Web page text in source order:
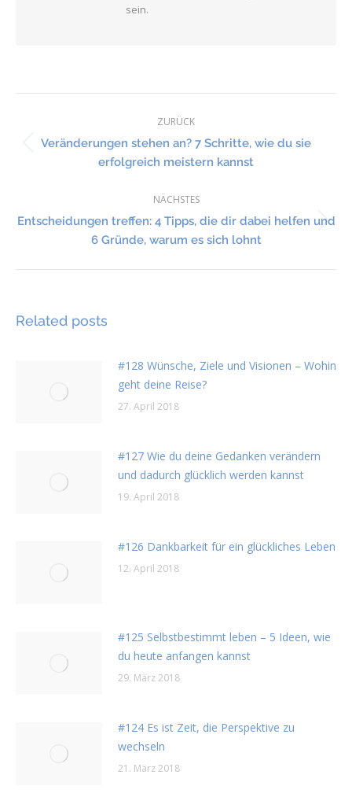
sein.
ZURÜCK
Vorheriger
Beitrag:
Veränderungen stehen an? 7 Schritte, wie du sie
erfolgreich meistern kannst
NÄCHSTES
Nächster
Beitrag:
Entscheidungen treffen: 4 Tipps, die dir dabei helfen und
6 Gründe, warum es sich lohnt
Related posts
#128 Wünsche, Ziele und Visionen – Wohin
geht deine Reise?
27. April 2018
#127 Wie du deine Gedanken verändern
und dadurch glücklich werden kannst
19. April 2018
#126 Dankbarkeit für ein glückliches Leben
12. April 2018
#125 Selbstbestimmt leben – 5 Ideen, wie
du heute anfangen kannst
29. März 2018
#124 Es ist Zeit, die Perspektive zu
wechseln
21. März 2018